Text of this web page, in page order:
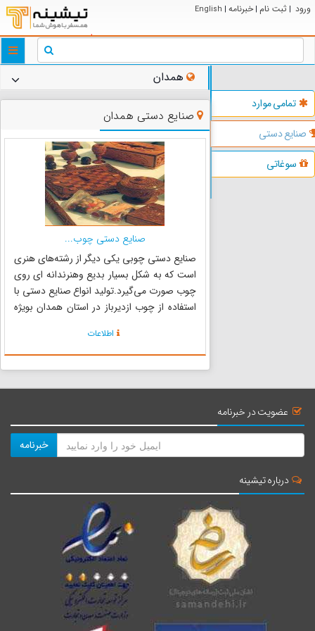
ورود | ثبت نام | خبرنامه |
English
تمامی موارد
صنایع دستی
سوغاتی
همدان
صنایع دستی همدان
صنایع دستی چوب...
صنایع دستی چوبی یکی دیگر از رشته‌های هنری
است که به شکل بسیار بدیع وهنرندانه ای روی
چوب صورت می‌گیرد.تولید انواع صنایع دستی با
استفاده از چوب ازدیرباز در استان همدان بویژه
سرکان رواج داشته است.صنایع دستی چوبی شامل
خراطی، نازک کاری، منبت کاری و ...
اطلاعات
عضویت در خبرنامه
خبرنامه
درباره تیشینه